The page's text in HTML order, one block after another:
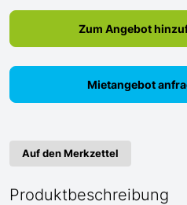
Zum Angebot
Mietangebot
Auf den Merkzettel
Produktbeschreibung